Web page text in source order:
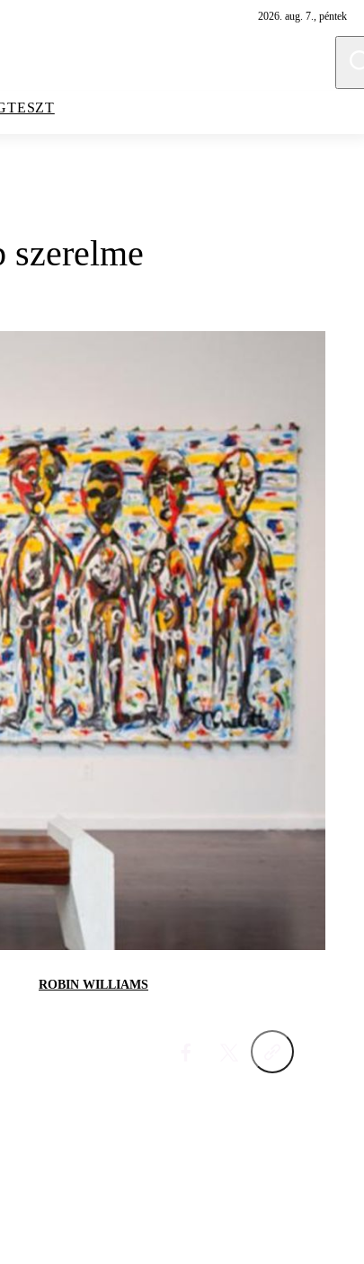
2026. aug. 7., péntek
ROBIN WILLIAMS